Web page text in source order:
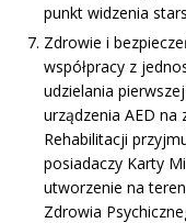
punkt widzenia
Zdrowie i
współpracy z
udzielania
urządzenia AED
Rehabilitacji
posiadaczy Karty
utworzenie na
Zdrowia